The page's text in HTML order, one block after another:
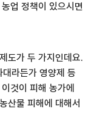
업 정책이 있으시면
도가 두 가지인데요.
라든가 영양제 등
것이 피해 농가에
산물 피해에 대해서